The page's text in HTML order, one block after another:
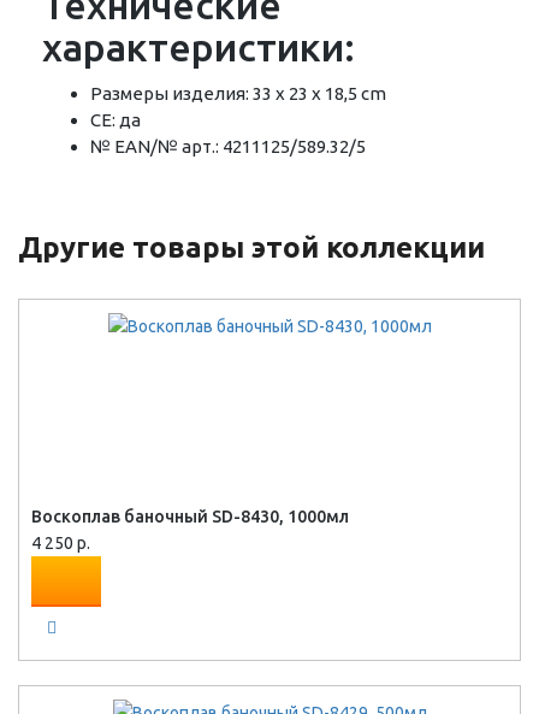
характеристики:
Размеры изделия: 33 x 23 x 18,5 cm
CE: да
№ EAN/№ арт.: 4211125/589.32/5
Другие товары этой коллекции
Воскоплав баночный SD-8430, 1000мл
4 250 р.